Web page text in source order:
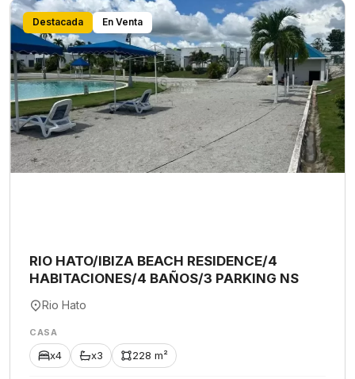
Destacada En Venta
RIO HATO/IBIZA BEACH RESIDENCE/4
HABITACIONES/4 BAÑOS/3 PARKING NS
Rio Hato
CASA
x4 x3 228 m²